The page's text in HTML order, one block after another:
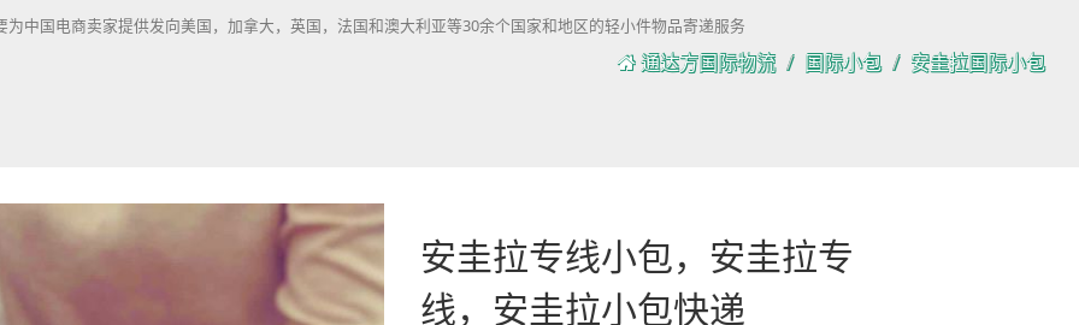
中国电商卖家提供发向美国，加拿大，英国，法国和澳大利亚等30余个国家和地区的轻小件物品寄递服务
通达方国际物流 国际小包 安圭拉国际小包
安圭拉专线小包，安圭拉专
线，安圭拉小包快递